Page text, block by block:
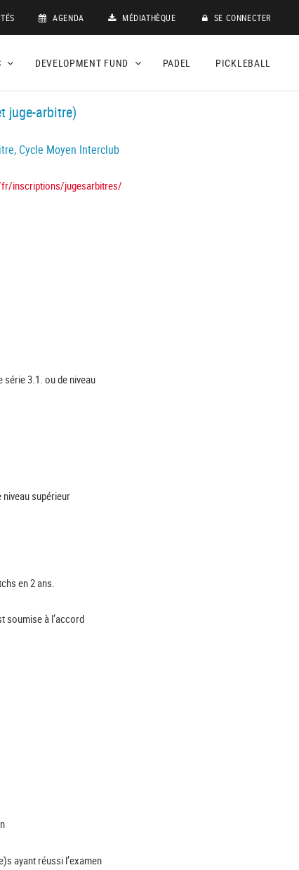
AGENDA MÉDIATHÈQUE SE CONNECTER
DEVELOPMENT FUND PADEL PICKLEBALL
juge-arbitre)
Cycle Moyen Interclub
inscriptions/jugesarbitres/
3.1. ou de niveau
supérieur
en 2 ans.
soumise à l’accord
ayant réussi l’examen